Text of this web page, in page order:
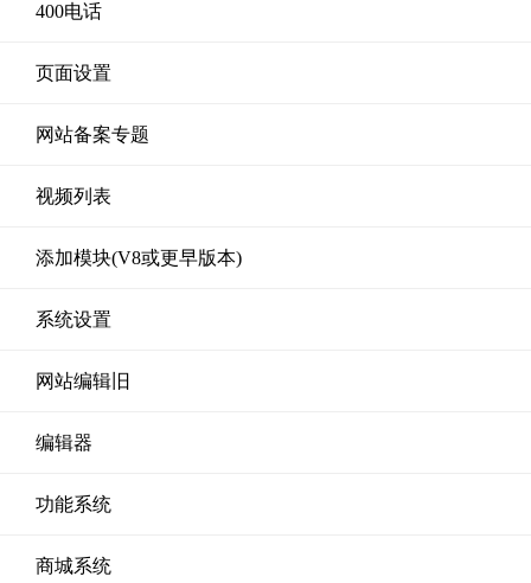
400电话
页面设置
网站备案专题
视频列表
添加模块(V8或更早版本)
系统设置
网站编辑旧
编辑器
功能系统
商城系统